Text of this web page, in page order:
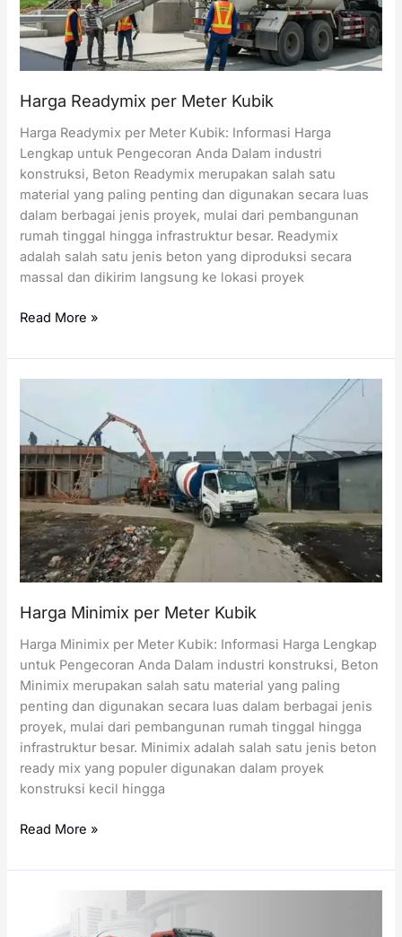
Harga Readymix per Meter Kubik
Harga Readymix per Meter Kubik: Informasi Harga
Lengkap untuk Pengecoran Anda Dalam industri
konstruksi, Beton Readymix merupakan salah satu
material yang paling penting dan digunakan secara luas
dalam berbagai jenis proyek, mulai dari pembangunan
rumah tinggal hingga infrastruktur besar. Readymix
adalah salah satu jenis beton yang diproduksi secara
massal dan dikirim langsung ke lokasi proyek
Harga
per
Meter
Read More »
Harga Minimix per Meter Kubik
Harga Minimix per Meter Kubik: Informasi Harga Lengkap
untuk Pengecoran Anda Dalam industri konstruksi, Beton
Minimix merupakan salah satu material yang paling
penting dan digunakan secara luas dalam berbagai jenis
proyek, mulai dari pembangunan rumah tinggal hingga
infrastruktur besar. Minimix adalah salah satu jenis beton
ready mix yang populer digunakan dalam proyek
konstruksi kecil hingga
Harga
per
Read More »